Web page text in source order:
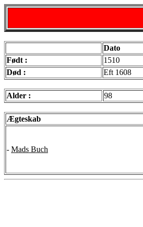
Dato
Født :
1510
Død :
Eft 1608
Alder : 98
Ægteskab
- Mads Buch